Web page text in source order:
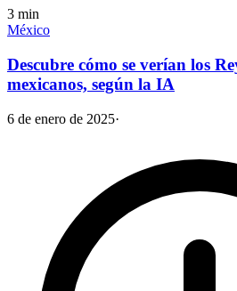
3 min
México
Descubre cómo se verían los
mexicanos, según la IA
6 de enero de 2025·